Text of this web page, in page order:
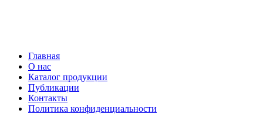
Главная
О нас
Каталог продукции
Публикации
Контакты
Политика конфиденциальности